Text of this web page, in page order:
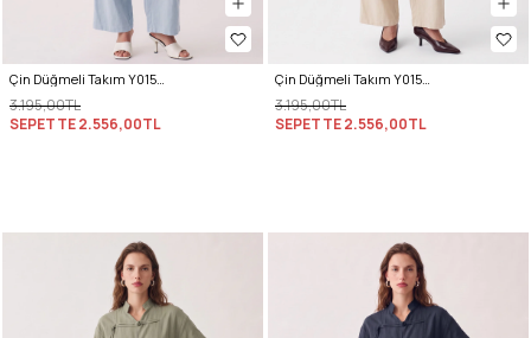
Çin Düğmeli Takım Y0157 - BEBE MAVİSİ
3.195,00TL
SEPETTE2.556,00TL
Çin Düğmeli Takım Y0157 - TAŞ
3.195,00TL
SEPETTE2.556,00TL